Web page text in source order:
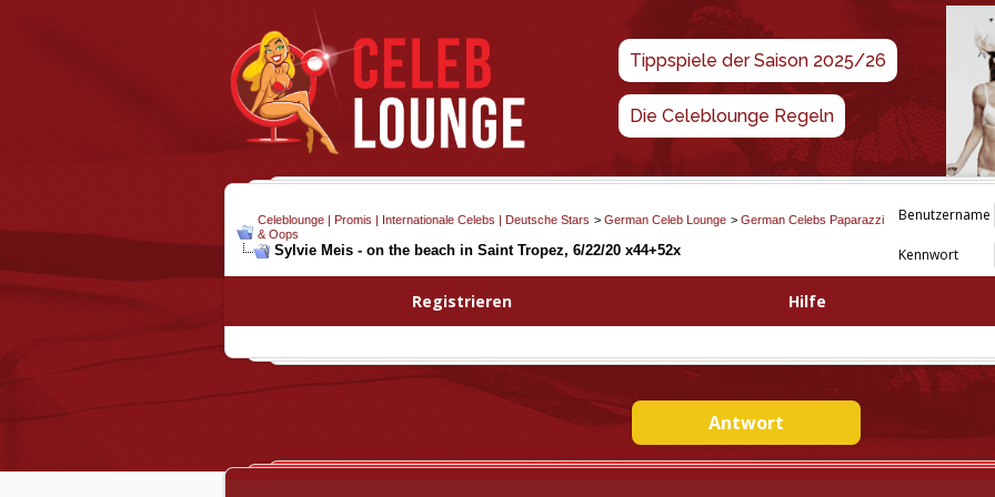
Tippspiele der Saison 2025/26
Die Celeblounge Regeln
Celeblounge | Promis | Internationale Celebs | Deutsche Stars > German Celeb Lounge > German Celebs Paparazzi
& Oops
Sylvie Meis - on the beach in Saint Tropez, 6/22/20 x44+52x
Benutzername
Kennwort
Registrieren Hilfe
Antwort